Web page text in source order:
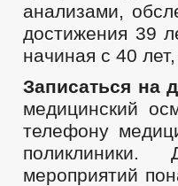
анализами,
достижения 39
начиная с 40
Записаться на
медицинский
телефону
поликлиники.
мероприятий